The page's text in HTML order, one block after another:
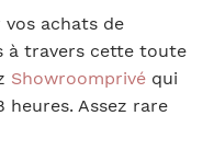
vos achats de
à travers cette toute
Showroomprivéqui
heures. Assez rare